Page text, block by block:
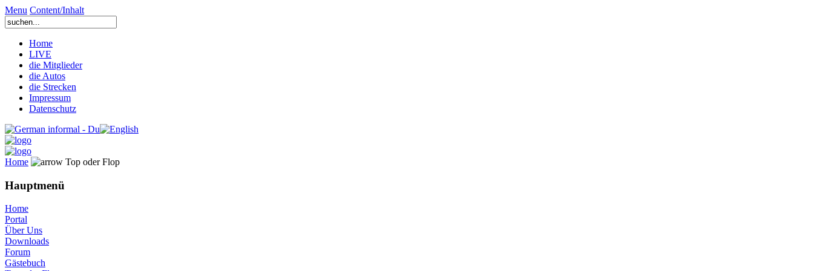
Menu Content/Inhalt
Home
LIVE
die Mitglieder
die Autos
die Strecken
Impressum
Datenschutz
Home Top oder Flop
Hauptmenü
Home
Portal
Über Uns
Downloads
Forum
Gästebuch